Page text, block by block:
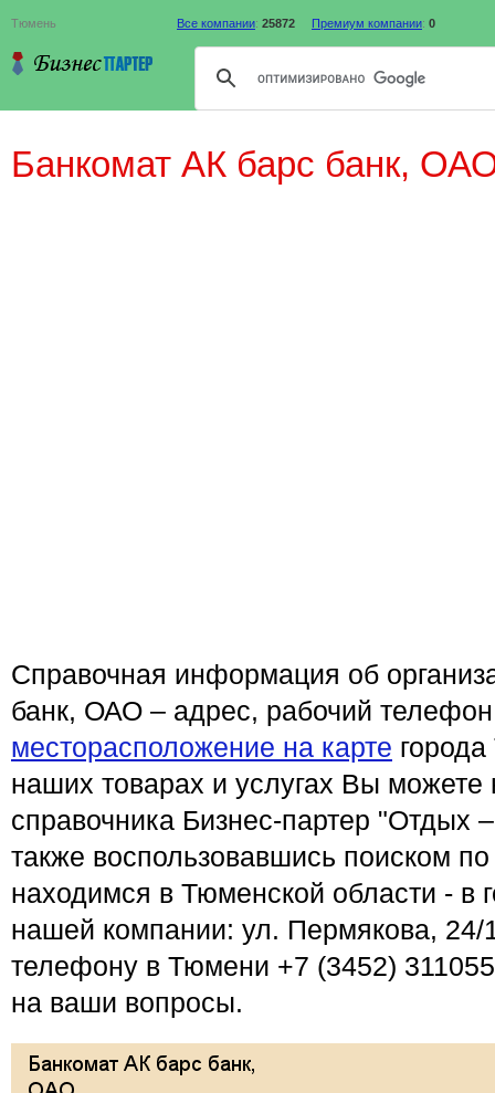
Тюмень Все компании: 25872 Премиум компании: 0
Банкомат АК барс банк,
Справочная информация об
банк, ОАО – адрес, рабочий
месторасположение на карте
наших товарах и услугах Вы можете
справочника Бизнес-партер "Отдых
также воспользовавшись поиском
находимся в Тюменской области - в
нашей компании: ул. Пермякова, 24/
телефону в Тюмени +7 (3452)
на ваши вопросы.